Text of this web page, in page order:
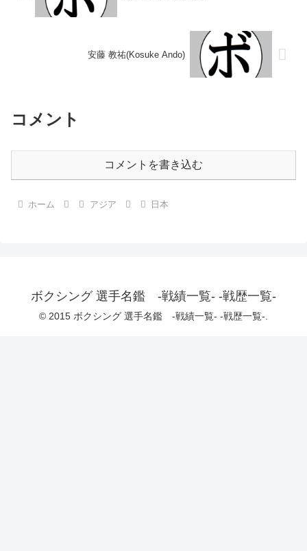
安藤 教祐(Kosuke Ando)
コメント
コメントを書き込む
ホーム アジア 日本
ボクシング 選手名鑑 -戦績一覧- -戦歴一覧-
© 2015 ボクシング 選手名鑑 -戦績一覧- -戦歴一覧-.